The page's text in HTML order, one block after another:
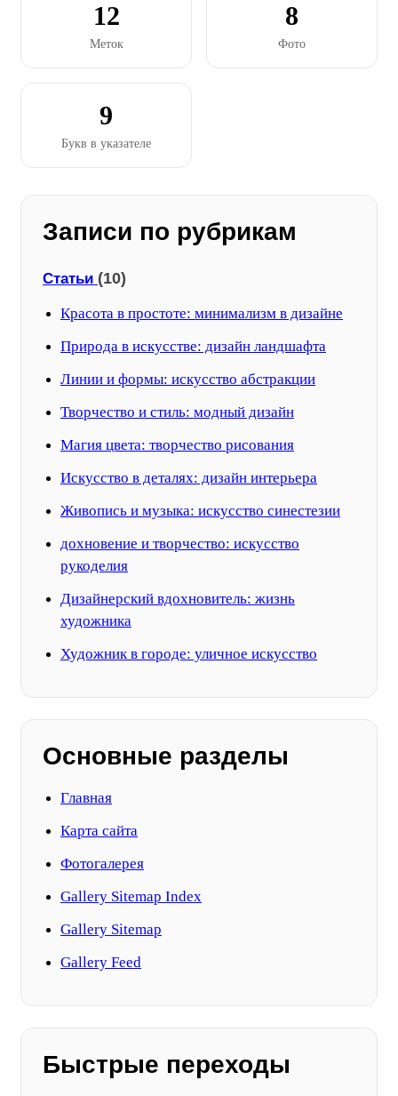
12
Меток
8
Фото
9
Букв в указателе
Записи по рубрикам
Статьи (10)
Красота в простоте: минимализм в дизайне
Природа в искусстве: дизайн ландшафта
Линии и формы: искусство абстракции
Творчество и стиль: модный дизайн
Магия цвета: творчество рисования
Искусство в деталях: дизайн интерьера
Живопись и музыка: искусство синестезии
дохновение и творчество: искусство
рукоделия
Дизайнерский вдохновитель: жизнь
художника
Художник в городе: уличное искусство
Основные разделы
Главная
Карта сайта
Фотогалерея
Gallery Sitemap Index
Gallery Sitemap
Gallery Feed
Быстрые переходы